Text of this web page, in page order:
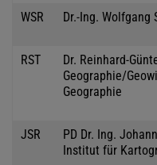
WSR Dr.-Ing. Wolfgang
RST
Dr. Reinhard-
Geographie/
Geographie
JSR
PD Dr. Ing.
Institut für